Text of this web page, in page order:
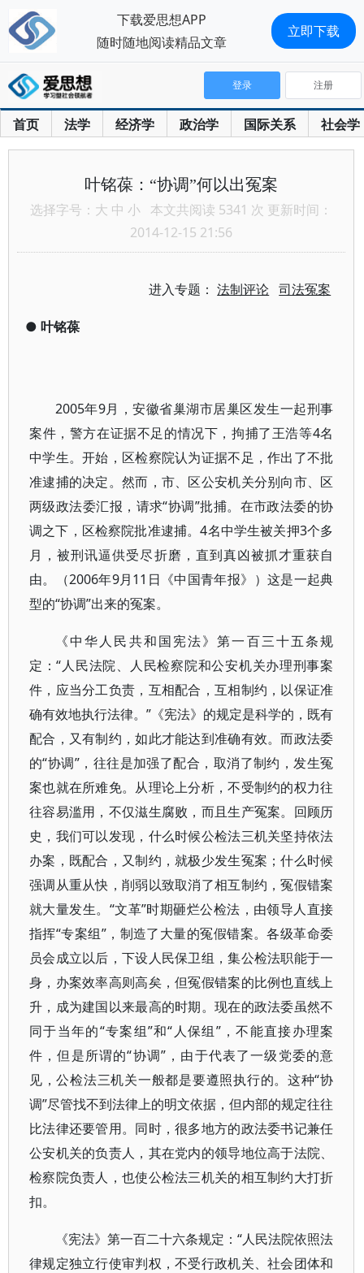
首页 法学 经济学 政治学 国际关系 社会学
登录 注册
叶铭葆：“协调”何以出冤案
选择字号： 大 中 小 本文共阅读 5341 次 更新时间：
2014-12-15 21:56
进入专题：法制评论 司法冤案
● 叶铭葆
2005年9月，安徽省巢湖市居巢区发生一起刑事
案件，警方在证据不足的情况下，拘捕了王浩等4名
中学生。开始，区检察院认为证据不足，作出了不批
准逮捕的决定。然而，市、区公安机关分别向市、区
两级政法委汇报，请求“协调”批捕。在市政法委的协
调之下，区检察院批准逮捕。4名中学生被关押3个多
月，被刑讯逼供受尽折磨，直到真凶被抓才重获自
由。（2006年9月11日《中国青年报》）这是一起典
型的“协调”出来的冤案。
《中华人民共和国宪法》第一百三十五条规
定：“人民法院、人民检察院和公安机关办理刑事案
件，应当分工负责，互相配合，互相制约，以保证准
确有效地执行法律。”《宪法》的规定是科学的，既有
配合，又有制约，如此才能达到准确有效。而政法委
的“协调”，往往是加强了配合，取消了制约，发生冤
案也就在所难免。从理论上分析，不受制约的权力往
往容易滥用，不仅滋生腐败，而且生产冤案。回顾历
史，我们可以发现，什么时候公检法三机关坚持依法
办案，既配合，又制约，就极少发生冤案；什么时候
强调从重从快，削弱以致取消了相互制约，冤假错案
就大量发生。“文革”时期砸烂公检法，由领导人直接
指挥“专案组”，制造了大量的冤假错案。各级革命委
员会成立以后，下设人民保卫组，集公检法职能于一
身，办案效率高则高矣，但冤假错案的比例也直线上
升，成为建国以来最高的时期。现在的政法委虽然不
同于当年的“专案组”和“人保组”，不能直接办理案
件，但是所谓的“协调”，由于代表了一级党委的意
见，公检法三机关一般都是要遵照执行的。这种“协
调”尽管找不到法律上的明文依据，但内部的规定往往
比法律还要管用。同时，很多地方的政法委书记兼任
公安机关的负责人，其在党内的领导地位高于法院、
检察院负责人，也使公检法三机关的相互制约大打折
扣。
《宪法》第一百二十六条规定：“人民法院依照法
律规定独立行使审判权，不受行政机关、社会团体和
下载爱思想APP
随时随地阅读精品文章
立即下载